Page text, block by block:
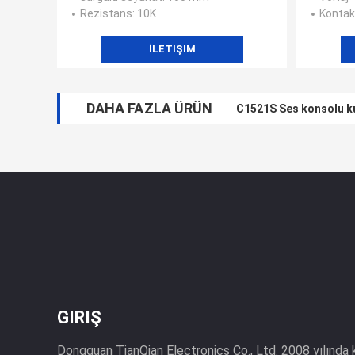
Rezistans: 10K
İLETIŞIM
DAHA FAZLA ÜRÜN C1521S Ses konsolu
GIRIŞ
Dongguan TianQian Electronics Co., Ltd. 2008